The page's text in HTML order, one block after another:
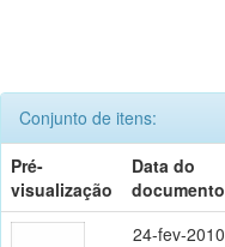
Conjunto de itens:
Pré-
visualização
Data do
documento
24-fev-2010